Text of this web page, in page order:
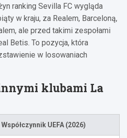
ranking Sevilla FC wygląda
w kraju, za Realem, Barceloną,
ale przed takimi zespołami
Betis. To pozycja, która
w losowaniach
klubami La
Współczynnik UEFA (2026)